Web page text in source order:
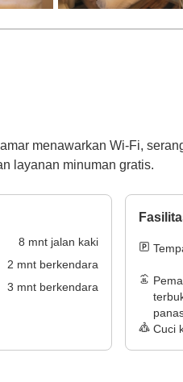
menawarkan Wi-Fi,
layanan minuman gratis.
8 mnt jalan kaki
2 mnt berkendara
3 mnt berkendara
Cuci